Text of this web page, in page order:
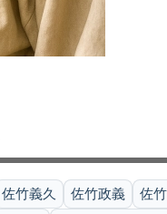
佐竹義久 佐竹政義
佐